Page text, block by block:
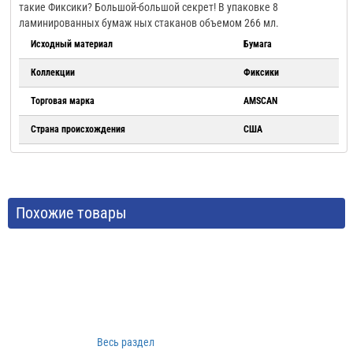
такие Фиксики? Большой-большой секрет! В упаковке 8
ламинированных бумаж ных стаканов объемом 266 мл.
Исходный материал Бумага
Коллекции Фиксики
Торговая марка AMSCAN
Страна происхождения США
Похожие товары
Весь раздел